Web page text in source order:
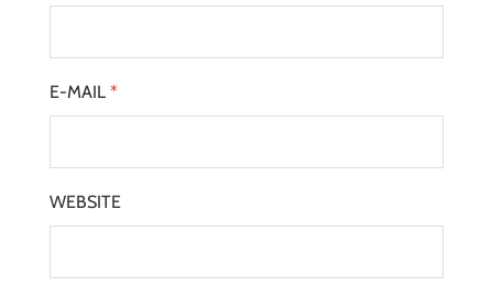
E-MAIL *
WEBSITE